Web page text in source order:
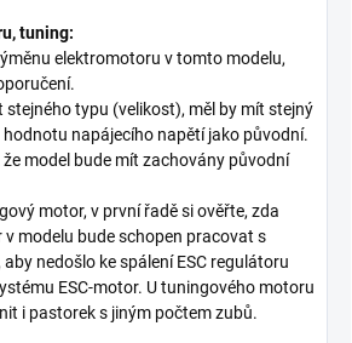
tuning:
elektromotoru v tomto modelu,
stejného typu (velikost), měl by mít stejný
napájecího napětí jako původní.
model bude mít zachovány původní
motor, v první řadě si ověřte, zda
v modelu bude schopen pracovat s
nedošlo ke spálení ESC regulátoru
ESC-motor. U tuningového motoru
i pastorek s jiným počtem zubů.